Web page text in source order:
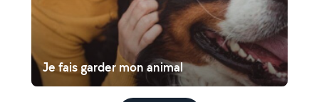
Je fais garder mon animal